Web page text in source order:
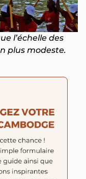
l’échelle des
plus modeste.